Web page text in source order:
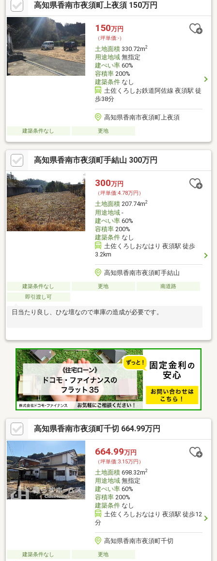
高知県香南市夜須町上夜須 150万円
150万円
（坪単価:-）
土地面積330.72m2
用途地域無指定
建ぺい率60%
容積率200%
建築条件なし
土佐くろしお鉄道阿佐線 夜須駅 徒
歩38分
高知県香南市夜須町上夜須
建築条件なし 更地
高知県香南市夜須町手結山 300万円
300万円
（坪単価:4.78万円）
土地面積207.74m2
用途地域-
建ぺい率60%
容積率200%
建築条件なし
土佐くろしおなはり 夜須駅 徒歩
3.2km
高知県香南市夜須町手結山
建築条件なし 更地
南道路
即引渡し可
日当たり良し、ひな壇なので車庫の造成が必要です。
高知県香南市夜須町千切 664.99万円
664.99万円
（坪単価:3.15万円）
土地面積698.32m2
用途地域無指定
建ぺい率60%
容積率200%
建築条件なし
土佐くろしおなはり 夜須駅 徒歩12
分
高知県香南市夜須町千切
建築条件なし 更地